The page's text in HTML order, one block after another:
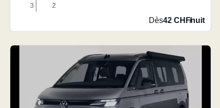
3 2
Dès42 CHF/nuit